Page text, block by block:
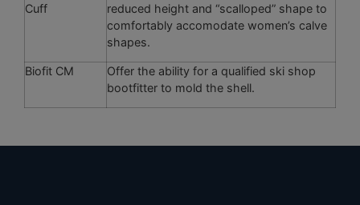
Cuff
reduced height and “scalloped” shape to
comfortably accomodate women’s calve
shapes.
Biofit CM
Offer the ability for a qualified ski shop
bootfitter to mold the shell.